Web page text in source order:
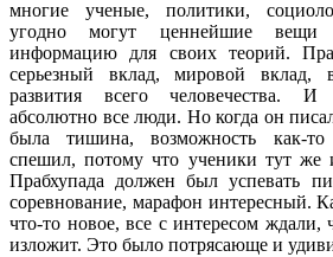
многие ученые, политики,
угодно могут ценнейшие вещи
информацию для своих теорий.
серьезный вклад, мировой вклад,
развития всего человечества. И
абсолютно все люди. Но когда он
была тишина, возможность как-то
спешил, потому что ученики тут же
Прабхупада должен был успевать
соревнование, марафон интересный.
что-то новое, все с интересом ждали,
изложит. Это было потрясающе и